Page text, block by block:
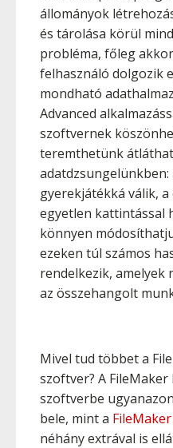
állományok
és tárolása körül
probléma, főleg
felhasználó dolgozik
mondható
Advanced
szoftvernek
teremthetünk
adatdzsungelünkben:
gyerekjátékká válik,
egyetlen kattintással
könnyen
ezeken túl számos
rendelkezik,
az összehangolt
Mivel tud többet a
szoftver? A FileMaker
szoftverbe
bele, mint a
néhány extrával is